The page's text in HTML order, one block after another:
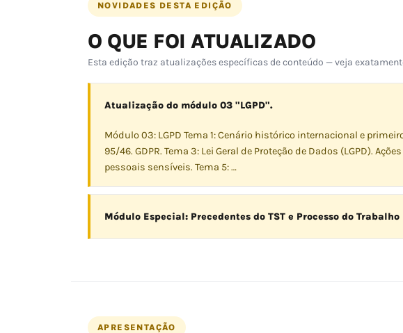
NOVIDADES DESTA EDIÇÃO
O QUE FOI ATUALIZADO
Esta edição traz atualizações específicas de conteúdo — veja
Atualização do módulo 03 "LGPD".
Módulo 03: LGPD Tema 1: Cenário histórico internacional e
95/46. GDPR. Tema 3: Lei Geral de Proteção de Dados (LGPD).
pessoais sensíveis. Tema 5: …
Módulo Especial: Precedentes do TST e Processo do Trabalho
APRESENTAÇÃO